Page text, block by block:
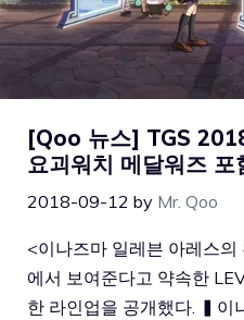
[Qoo 뉴스] TGS
요괴워치 메달워즈 포
2018-09-12 by Mr. Qoo
<이나즈마 일레븐 아레스
에서 보여준다고 약속한
한 라인업을 공개했다. ▍이